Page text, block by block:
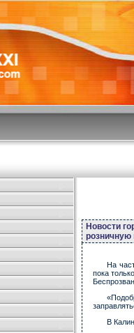
Новости
розничную
На
пока
В